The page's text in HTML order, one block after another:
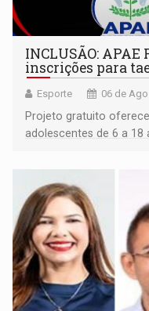
INCLUSÃO:
inscrições para
Esporte 06 de
Projeto gratuito
adolescentes de 6 a 18